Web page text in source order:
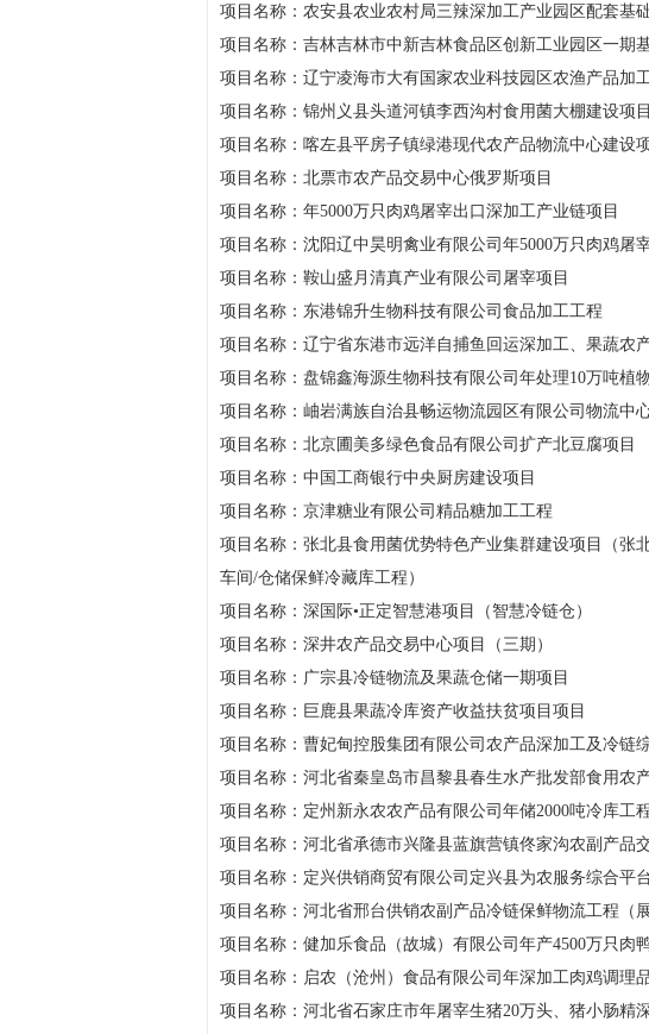
项目名称：农安县农业农村局三辣深加工产业园区配套基
项目名称：吉林吉林市中新吉林食品区创新工业园区一期
项目名称：辽宁凌海市大有国家农业科技园区农渔产品加
项目名称：锦州义县头道河镇李西沟村食用菌大棚建设项目
项目名称：喀左县平房子镇绿港现代农产品物流中心建设
项目名称：北票市农产品交易中心俄罗斯项目
项目名称：年5000万只肉鸡屠宰出口深加工产业链项目
项目名称：沈阳辽中昊明禽业有限公司年5000万只肉鸡屠
项目名称：鞍山盛月清真产业有限公司屠宰项目
项目名称：东港锦升生物科技有限公司食品加工工程
项目名称：辽宁省东港市远洋自捕鱼回运深加工、果蔬农
项目名称：盘锦鑫海源生物科技有限公司年处理10万吨植
项目名称：岫岩满族自治县畅运物流园区有限公司物流中
项目名称：北京圃美多绿色食品有限公司扩产北豆腐项目
项目名称：中国工商银行中央厨房建设项目
项目名称：京津糖业有限公司精品糖加工工程
项目名称：张北县食用菌优势特色产业集群建设项目（张
车间/仓储保鲜冷藏库工程）
项目名称：深国际•正定智慧港项目（智慧冷链仓）
项目名称：深井农产品交易中心项目（三期）
项目名称：广宗县冷链物流及果蔬仓储一期项目
项目名称：巨鹿县果蔬冷库资产收益扶贫项目项目
项目名称：曹妃甸控股集团有限公司农产品深加工及冷链
项目名称：河北省秦皇岛市昌黎县春生水产批发部食用农
项目名称：定州新永农农产品有限公司年储2000吨冷库工
项目名称：河北省承德市兴隆县蓝旗营镇佟家沟农副产品
项目名称：定兴供销商贸有限公司定兴县为农服务综合平
项目名称：河北省邢台供销农副产品冷链保鲜物流工程（
项目名称：健加乐食品（故城）有限公司年产4500万只肉
项目名称：启农（沧州）食品有限公司年深加工肉鸡调理
项目名称：河北省石家庄市年屠宰生猪20万头、猪小肠精